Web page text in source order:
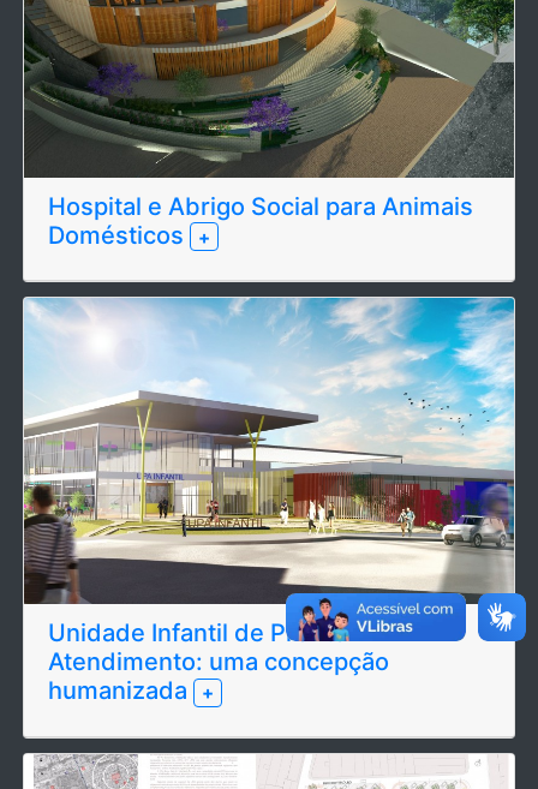
Hospital e Abrigo Social para Animais
Domésticos
+
Unidade Infantil de Pronto
Atendimento: uma concepção
humanizada
+